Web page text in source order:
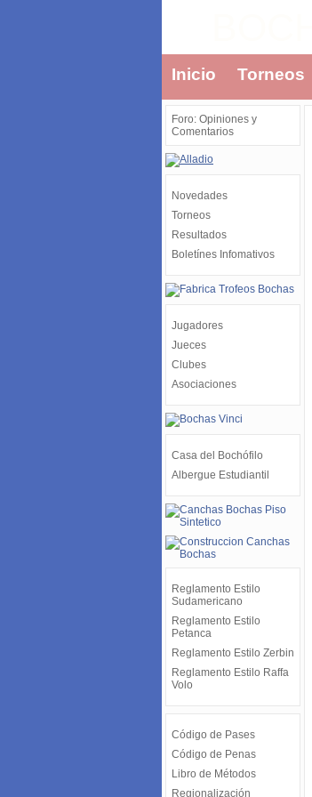
Inicio Torneos
Foro: Opiniones y
Comentarios
Novedades
Torneos
Resultados
Boletínes Infomativos
Jugadores
Jueces
Clubes
Asociaciones
Casa del Bochófilo
Albergue Estudiantil
Reglamento Estilo
Sudamericano
Reglamento Estilo
Petanca
Reglamento Estilo Zerbin
Reglamento Estilo Raffa
Volo
Código de Pases
Código de Penas
Libro de Métodos
Regionalización